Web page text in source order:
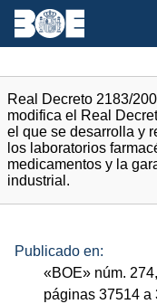
Real Decreto 2183/
modifica el Real
el que se desarrolla y
los laboratorios
medicamentos y la
industrial.
Publicado en:
«BOE» núm.
páginas 37514 a